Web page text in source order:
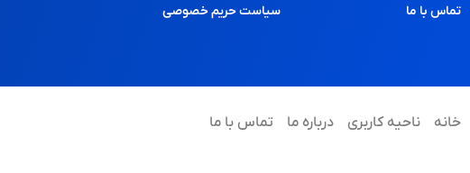
تماس با ما
سیاست حریم خصوصی
خانه ناحیه کاربری درباره ما تماس با ما